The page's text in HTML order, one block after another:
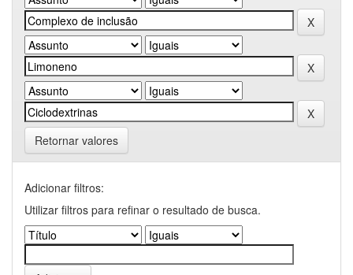
Retornar valores
Adicionar filtros:
Utilizar filtros para refinar o resultado de busca.